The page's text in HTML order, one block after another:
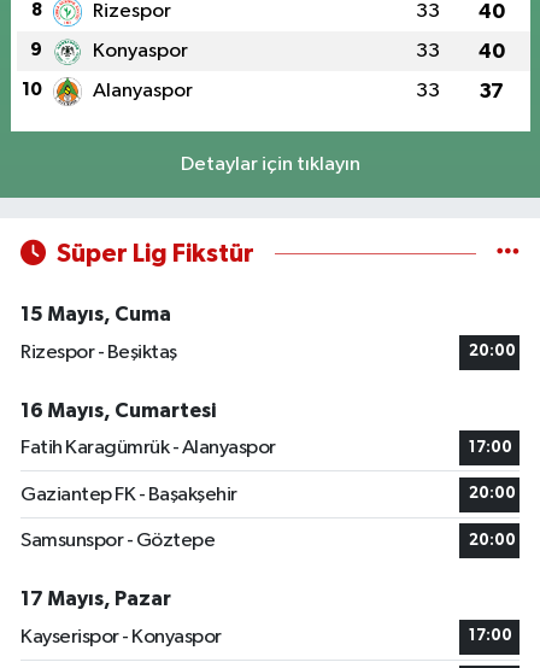
8 Rizespor 33 40
9 Konyaspor 33 40
10 Alanyaspor 33 37
Detaylar için tıklayın
Süper Lig Fikstür
15 Mayıs, Cuma
Rizespor - Beşiktaş
20:00
16 Mayıs, Cumartesi
Fatih Karagümrük - Alanyaspor
17:00
Gaziantep FK - Başakşehir 20:00
Samsunspor - Göztepe 20:00
17 Mayıs, Pazar
Kayserispor - Konyaspor
17:00